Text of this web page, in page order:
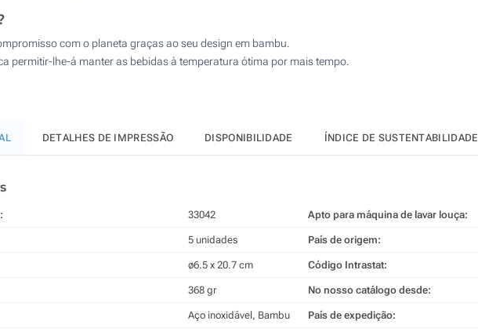
com o planeta graças ao seu design em bambu.
permitir-lhe-á manter as bebidas à temperatura ótima por mais tempo.
DETALHES DE IMPRESSÃO DISPONIBILIDADE ÍNDICE DE SUSTENTABILIDADE
33042
5 unidades
ø6.5 x 20.7 cm
368 gr
Aço inoxidável, Bambu
Apto para máquina de lavar louça:
País de origem:
Código Intrastat:
No nosso catálogo desde:
País de expedição: